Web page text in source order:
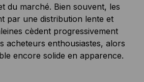
du marché. Bien souvent, les
par une distribution lente et
cèdent progressivement
acheteurs enthousiastes, alors
encore solide en apparence.